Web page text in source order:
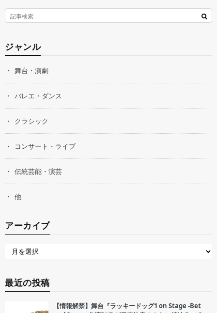
ジャンル
舞台・演劇
バレエ・ダンス
クラシック
コンサート・ライブ
伝統芸能・演芸
他
アーカイブ
最近の投稿
【情報解禁】舞台『ラッキードッグ1 on Stage -Bet